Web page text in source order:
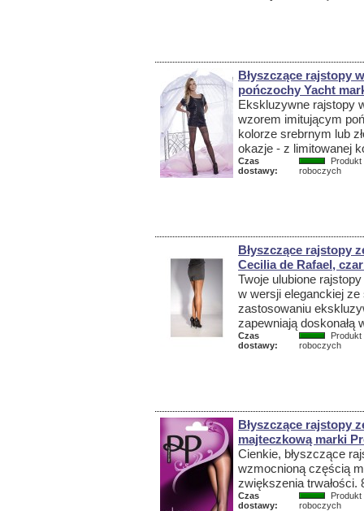
Błyszczące rajstopy
pończochy Yacht
Ekskluzywne rajstopy
wzorem imitującym
kolorze srebrnym lub
okazje - z limitowanej
Czas
dostawy:
roboczych
Błyszczące rajstopy
Cecilia de Rafael,
Twoje ulubione
w wersji eleganckiej
zastosowaniu
zapewniają doskonałą
Czas
dostawy:
roboczych
Błyszczące rajstopy
majteczkową marki
Cienkie, błyszczące
wzmocnioną częścią
zwiększenia trwałości.
Czas
dostawy:
roboczych